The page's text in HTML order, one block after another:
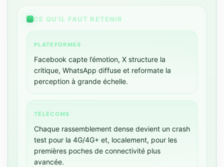
CE QU’IL FAUT RETENIR
PLATEFORMES
Facebook capte l’émotion, X structure la
critique, WhatsApp diffuse et reformate la
perception à grande échelle.
TÉLÉCOMS
Chaque rassemblement dense devient un crash
test pour la 4G/4G+ et, localement, pour les
premières poches de connectivité plus
avancée.